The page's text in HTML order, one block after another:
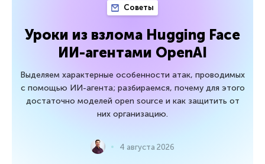
Советы
Уроки из взлома Hugging Face
ИИ-агентами OpenAI
Выделяем характерные особенности атак, проводимых
с помощью ИИ-агента; разбираемся, почему для этого
достаточно моделей open source и как защитить от
них организацию.
4 августа 2026